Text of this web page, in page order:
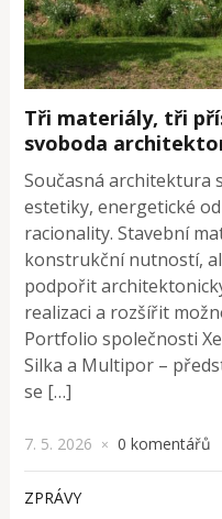
Tři materiály, tři
svoboda
Současná architektura
estetiky, energetické
racionality. Stavební
konstrukční nutností,
podpořit
realizaci a rozšířit
Portfolio společnosti
Silka a Multipor –
se […]
7. 5. 2026 × 0 komentářů
ZPRÁVY